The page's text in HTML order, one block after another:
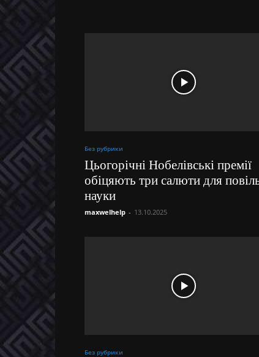
Без рубрики
Цьогорічні Нобелівські премії
обіцяють три салюти для
науки
maxwelhelp - 13.10.2025
Без рубрики